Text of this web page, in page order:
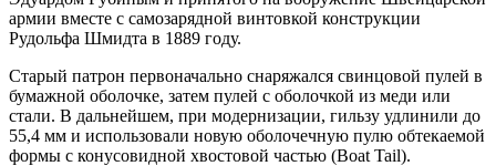
армии вместе с самозарядной винтовкой конструкции
Рудольфа Шмидта в 1889 году.
Старый патрон первоначально снаряжался свинцовой пулей в
бумажной оболочке, затем пулей с оболочкой из меди или
стали. В дальнейшем, при модернизации, гильзу удлинили до
55,4 мм и использовали новую оболочечную пулю обтекаемой
формы с конусовидной хвостовой частью (Boat Tail).